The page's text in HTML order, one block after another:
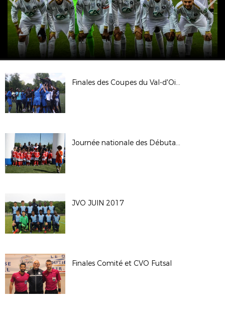
Finales des Coupes du Val-d'Oise 2017
Journée nationale des Débutants 2017
JVO JUIN 2017
Finales Comité et CVO Futsal